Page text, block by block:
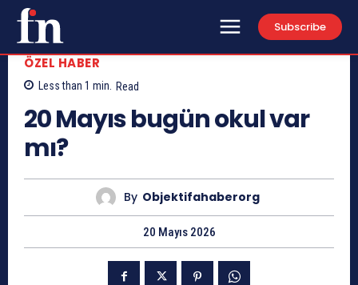
Subscribe
ÖZEL HABER
Less than 1 min. Read
20 Mayıs bugün okul var
mı?
By Objektifahaberorg
20 Mayıs 2026